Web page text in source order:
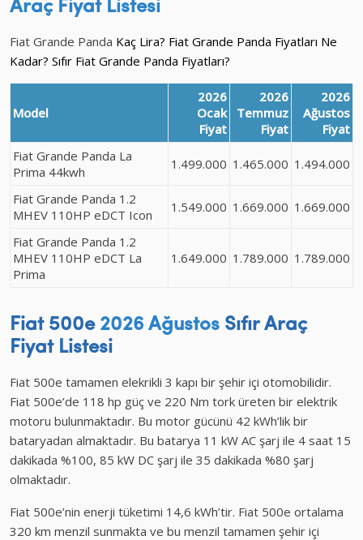
Araç Fiyat Listesi
Fiat Grande Panda Kaç Lira? Fiat Grande Panda Fiyatları Ne
Kadar? Sıfır Fiat Grande Panda Fiyatları?
Model
2026
Ocak
Fiyat
2026
Temmuz
Fiyat
2026
Ağustos
Fiyat
Fiat Grande Panda La
Prima 44kwh
1.499.000 1.465.000 1.494.000
Fiat Grande Panda 1.2
MHEV 110HP eDCT Icon
1.549.000 1.669.000 1.669.000
Fiat Grande Panda 1.2
MHEV 110HP eDCT La
Prima
1.649.000 1.789.000 1.789.000
Fiat 500e 2026 Ağustos Sıfır Araç
Fiyat Listesi
Fiat 500e tamamen elekrikli 3 kapı bir şehir içi otomobilidir.
Fiat 500e’de 118 hp güç ve 220 Nm tork üreten bir elektrik
motoru bulunmaktadır. Bu motor gücünü 42 kWh’lik bir
bataryadan almaktadır. Bu batarya 11 kW AC şarj ile 4 saat 15
dakikada %100, 85 kW DC şarj ile 35 dakikada %80 şarj
olmaktadır.
Fiat 500e’nin enerji tüketimi 14,6 kWh’tir. Fiat 500e ortalama
320 km menzil sunmakta ve bu menzil tamamen şehir içi